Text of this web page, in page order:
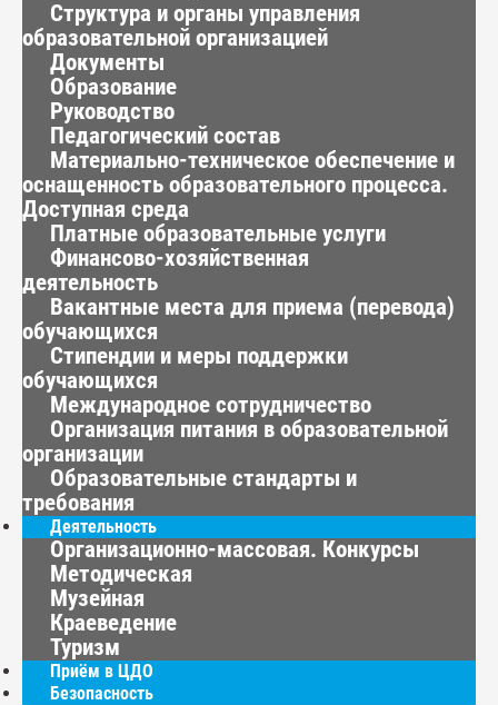
Структура и органы управления
образовательной организацией
Документы
Образование
Руководство
Педагогический состав
Материально-техническое обеспечение и
оснащенность образовательного процесса.
Доступная среда
Платные образовательные услуги
Финансово-хозяйственная
деятельность
Вакантные места для приема (перевода)
обучающихся
Стипендии и меры поддержки
обучающихся
Международное сотрудничество
Организация питания в образовательной
организации
Образовательные стандарты и
требования
Деятельность
Организационно-массовая. Конкурсы
Методическая
Музейная
Краеведение
Туризм
Приём в ЦДО
Безопасность